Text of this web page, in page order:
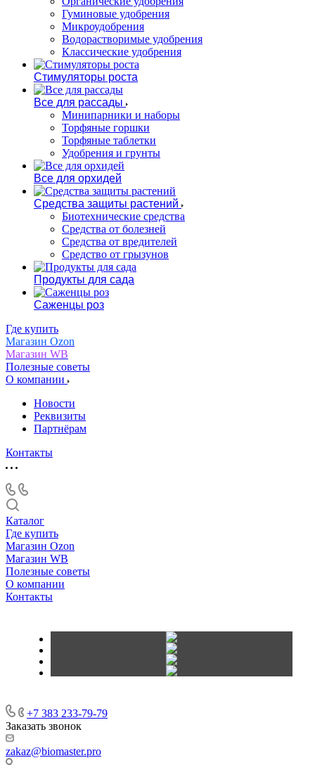
Гуминовые удобрения
Микроудобрения
Водорастворимые удобрения
Классические удобрения
Стимуляторы роста
Все для рассады
Минипарники и наборы
Торфяные горшки
Торфяные таблетки
Удобрения и грунты
Все для орхидей
Средства защиты растений
Биотехнические средства
Средства от болезней
Средства от вредителей
Средство от грызунов
Продукты для сада
Саженцы роз
Где купить
Магазин Ozon
Магазин WB
Полезные советы
О компании
Новости
Реквизиты
Партнёрам
Контакты
Каталог
Где купить
Магазин Ozon
Магазин WB
Полезные советы
О компании
Контакты
+7 383 233-79-79
Заказать звонок
zakaz@biomaster.pro